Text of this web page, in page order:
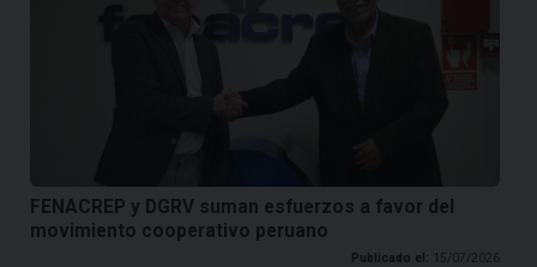
FENACREP y DGRV suman esfuerzos a favor del
movimiento cooperativo peruano
Publicado el: 15/07/2026